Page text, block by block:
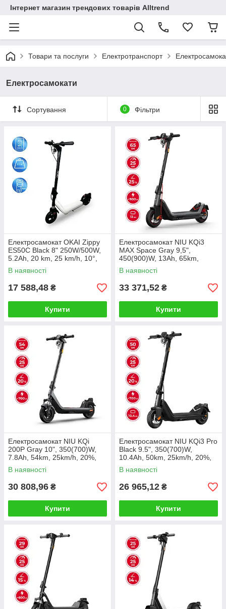
Інтернет магазин трендових товарів Alltrend
Товари та послуги Електротранспорт
Електросамокати
Сортування 0 Фільтри
Електросамокат OKAI Zippy
ES50С Black 8" 250W/500W,
5.2Ah, 20 km, 25 km/h, 10°,
13.5 kg
В наявності
17 588,48 ₴
Купити
Електросамокат NIU KQi3
MAX Space Gray 9,5",
450(900)W, 13Ah, 65km,
25km/h, 25%, App, 21 kg
В наявності
33 371,52 ₴
Купити
Електросамокат NIU KQi
200P Gray 10", 350(700)W,
7.8Ah, 54km, 25km/h, 20%,
App, 19,7 kg
В наявності
30 808,96 ₴
Купити
Електросамокат NIU KQi3 Pro
Black 9.5", 350(700)W,
10.4Ah, 50km, 25km/h, 20%,
App, 20,3 kg
В наявності
26 965,12 ₴
Купити